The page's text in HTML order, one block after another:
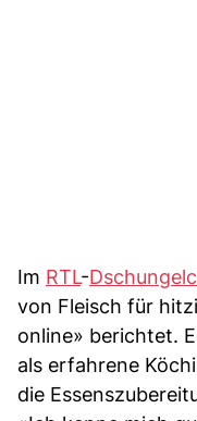
Im RTL-
von Fleisch für
online» berichtet.
als erfahrene
die